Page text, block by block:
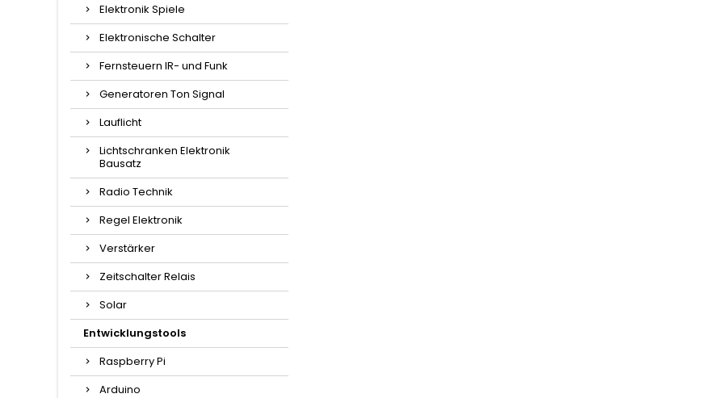
Elektronik Spiele
Elektronische Schalter
Fernsteuern IR- und Funk
Generatoren Ton Signal
Lauflicht
Lichtschranken Elektronik
Bausatz
Radio Technik
Regel Elektronik
Verstärker
Zeitschalter Relais
Solar
Entwicklungstools
Raspberry Pi
Arduino